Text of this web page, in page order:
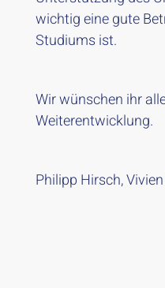
wichtig eine gute
Studiums ist.
Wir wünschen ihr
Weiterentwicklung.
Philipp Hirsch,